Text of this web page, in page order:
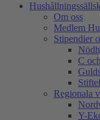
Om oss
Medlem
Stipendier
C
Regionala
Y-